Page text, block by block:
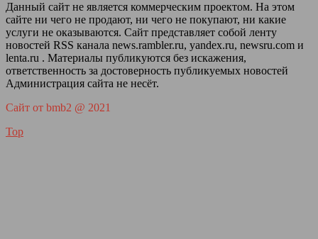
Данный сайт не является коммерческим проектом. На этом
сайте ни чего не продают, ни чего не покупают, ни какие
услуги не оказываются. Сайт представляет собой ленту
новостей RSS канала news.rambler.ru, yandex.ru, newsru.com и
lenta.ru . Материалы публикуются без искажения,
ответственность за достоверность публикуемых новостей
Администрация сайта не несёт.
Сайт от bmb2 @ 2021
Top